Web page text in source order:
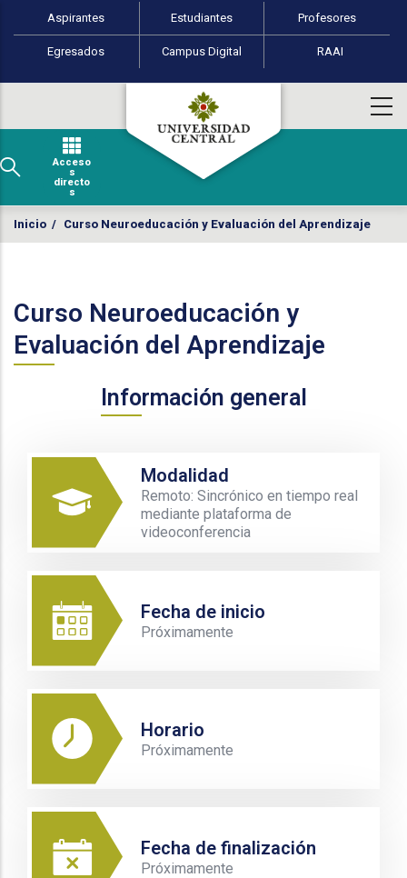
Pasar al contenido principal
Perfiles de usuario
Aspirantes Estudiantes Profesores
Egresados Campus Digital RAAI
Acceso
s
directo
s
Inicio / Curso Neuroeducación y Evaluación del Aprendizaje
Curso Neuroeducación y
Evaluación del Aprendizaje
Información general
Modalidad
Remoto: Sincrónico en tiempo real
mediante plataforma de
videoconferencia
Fecha de inicio
Próximamente
Horario
Próximamente
Fecha de finalización
Próximamente